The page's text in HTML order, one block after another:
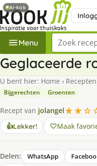
Menu Zoek een
Geglaceerde
U bent hier: Home › Recepten
Bijgerechten Groenten
Recept van jolangel
👍Lekker! Maak
Delen: WhatsApp
AI-kok